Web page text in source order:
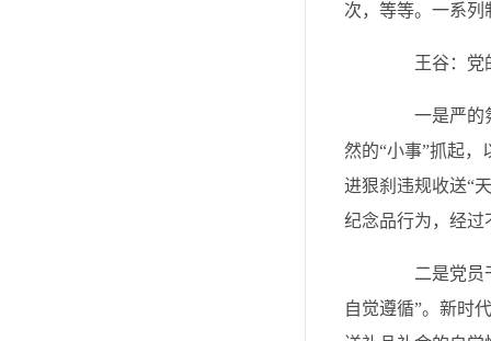
次，等等。一系列
王谷：党的
一是严的氛
然的“小事”抓起
进狠刹违规收送“
纪念品行为，经过
二是党员干
自觉遵循”。新时